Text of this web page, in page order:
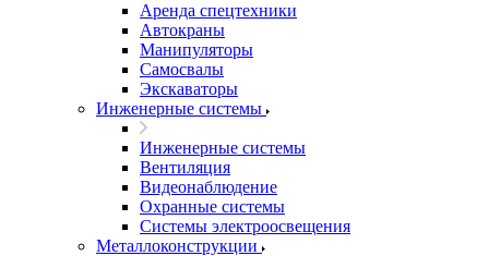
Аренда спецтехники
Автокраны
Манипуляторы
Самосвалы
Экскаваторы
Инженерные системы
Инженерные системы
Вентиляция
Видеонаблюдение
Охранные системы
Системы электроосвещения
Металлоконструкции